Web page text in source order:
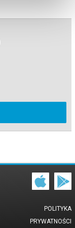
POLITYKA
PRYWATNOŚCI